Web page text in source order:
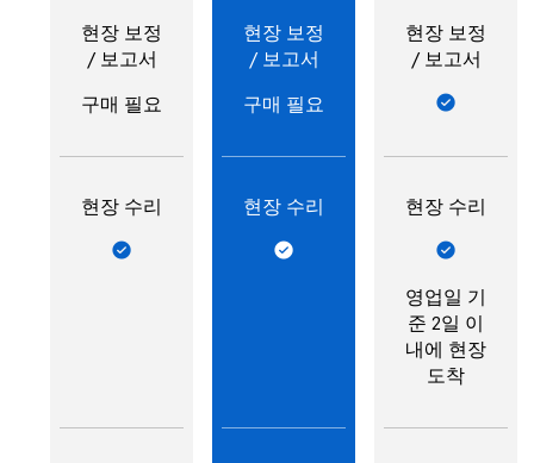
현장 보정
/ 보고서
구매 필요
현장 수리
현장 보정
/ 보고서
구매 필요
현장 수리
현장 보정
/ 보고서
현장 수리
영업일 기
준 2일 이
내에 현장
도착